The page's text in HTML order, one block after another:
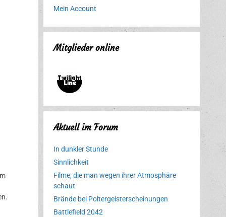
Mein Account
Mitglieder online
Aktuell im Forum
In dunkler Stunde
Sinnlichkeit
Filme, die man wegen ihrer Atmosphäre
schaut
Brände bei Poltergeisterscheinungen
Battlefield 2042